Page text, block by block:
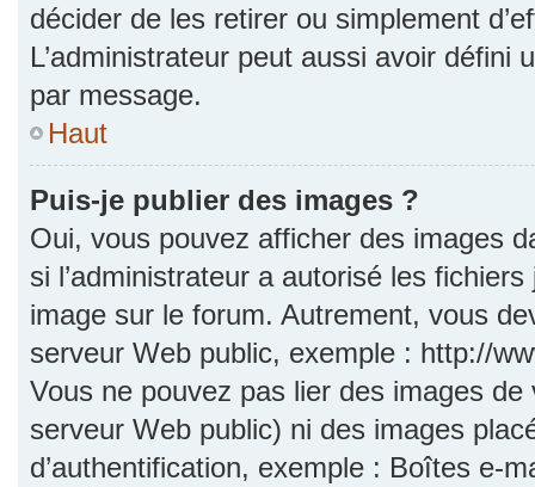
décider de les retirer ou simplement
L’administrateur peut aussi avoir défini
par message.
Haut
Puis-je publier des images ?
Oui, vous pouvez afficher des images
si l’administrateur a autorisé les
image sur le forum. Autrement, vous
serveur Web public, exemple : http://
Vous ne pouvez pas lier des images
serveur Web public) ni des images
d’authentification, exemple : Boîtes e-